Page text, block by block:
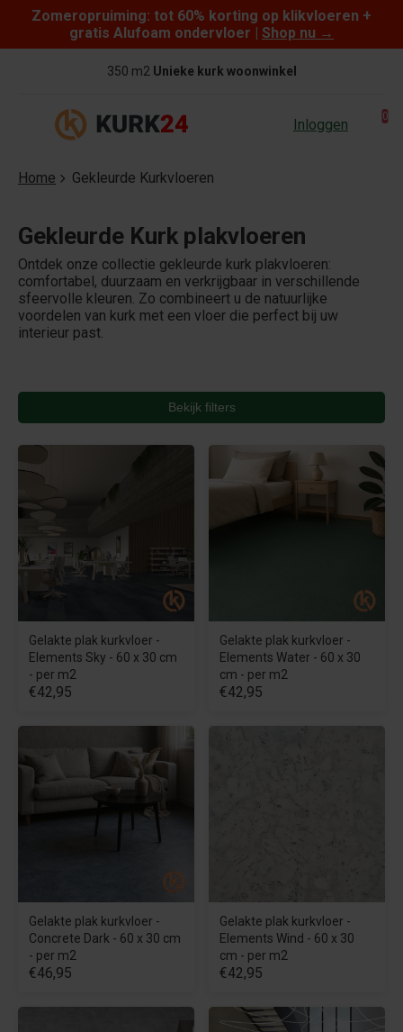
Skip to content
Zomeropruiming: tot 60% korting op klikvloeren +
gratis Alufoam ondervloer | Shop nu →
350 m2 Unieke kurk woonwinkel
Inloggen 0
Home Gekleurde Kurkvloeren
Gekleurde Kurk plakvloeren
Ontdek onze collectie gekleurde kurk plakvloeren:
comfortabel, duurzaam en verkrijgbaar in verschillende
sfeervolle kleuren. Zo combineert u de natuurlijke
voordelen van kurk met een vloer die perfect bij uw
interieur past.
Bekijk filters
Gelakte plak kurkvloer -
Elements Sky - 60 x 30 cm
- per m2
€42,95
Gelakte plak kurkvloer -
Elements Water - 60 x 30
cm - per m2
€42,95
Gelakte plak kurkvloer -
Concrete Dark - 60 x 30 cm
- per m2
€46,95
Gelakte plak kurkvloer -
Elements Wind - 60 x 30
cm - per m2
€42,95